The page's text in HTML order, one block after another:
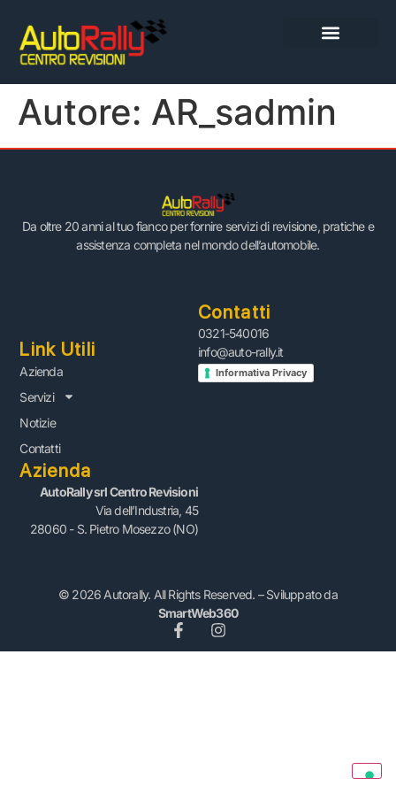
Autore: AR_sadmin
Da oltre 20 anni al tuo fianco per fornire servizi di revisione, pratiche e
assistenza completa nel mondo dell’automobile.
Link Utili
Azienda
Servizi
Notizie
Contatti
Contatti
0321-540016
info@auto-rally.it
Informativa Privacy
Azienda
AutoRally srl Centro Revisioni
Via dell’Industria, 45
28060 - S. Pietro Mosezzo (NO)
© 2026 Autorally. All Rights Reserved. – Sviluppato da
SmartWeb360